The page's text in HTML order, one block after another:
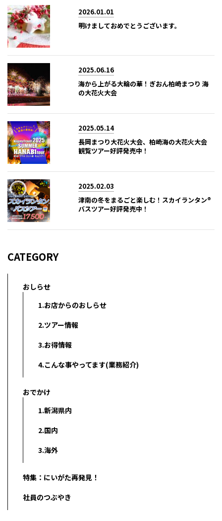
2026.01.01
明けましておめでとうございます。
2025.06.16
海から上がる大輪の華！ぎおん柏崎まつり 海
の大花火大会
2025.05.14
長岡まつり大花火大会、柏崎海の大花火大会
観覧ツアー好評発売中！
2025.02.03
津南の冬をまるごと楽しむ！スカイランタン®
バスツアー好評発売中！
CATEGORY
おしらせ
1.お店からのおしらせ
2.ツアー情報
3.お得情報
4.こんな事やってます(業務紹介)
おでかけ
1.新潟県内
2.国内
3.海外
特集：にいがた再発見！
社員のつぶやき